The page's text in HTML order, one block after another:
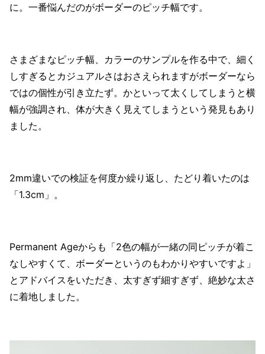
に。一番悩んだのがボーダーのピッチ幅です。
さまざまなピッチ幅、カラーのサンプルを作る中で、細く
しすぎるとカジュアルさはおさえられますがボーダーなら
ではの個性が引き立たず。かといって太くしてしまうと横
幅が強調され、体が大きく見えてしまうという発見もあり
ました。
2mm違いでの検証を何度か繰り返し、たどり着いたのは
「1.3cm」。
Permanent Ageからも「2色の幅が一緒の同ピッチが着こ
なしやすくて、ボーダーというのもわかりやすいですよ」
とアドバイスをいただき、太すぎず細すぎず、絶妙な太さ
に着地しました。